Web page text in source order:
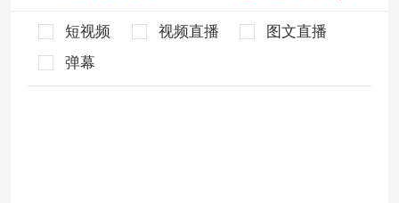
短视频 视频直播
图文直播
弹幕